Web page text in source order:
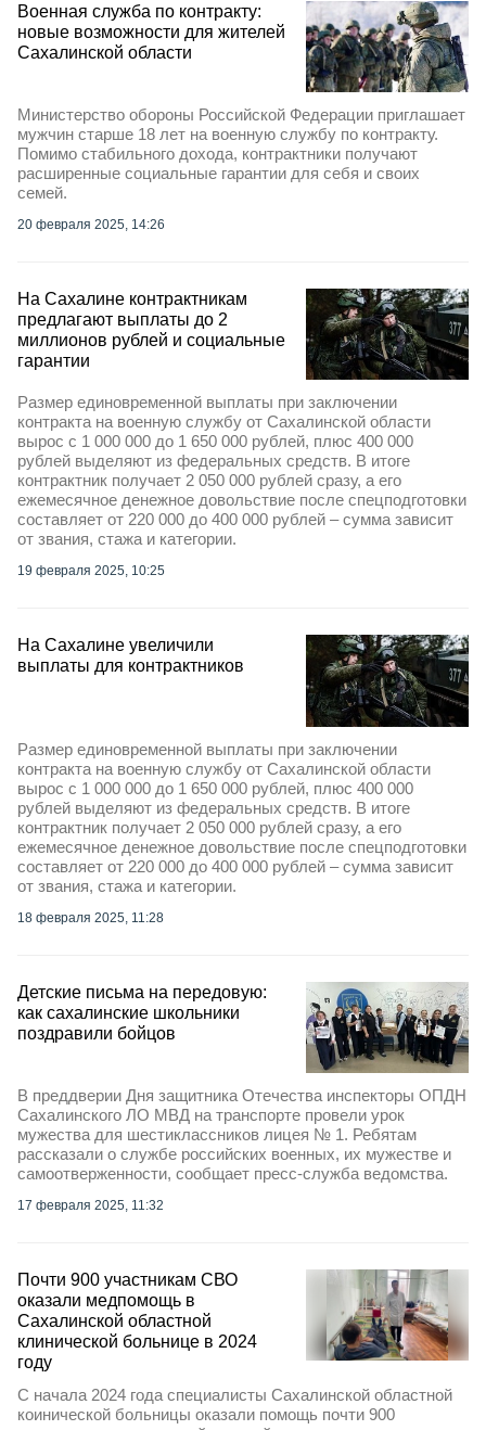
Военная служба по контракту:
новые возможности для жителей
Сахалинской области
Министерство обороны Российской Федерации приглашает
мужчин старше 18 лет на военную службу по контракту.
Помимо стабильного дохода, контрактники получают
расширенные социальные гарантии для себя и своих
семей.
20 февраля 2025, 14:26
На Сахалине контрактникам
предлагают выплаты до 2
миллионов рублей и социальные
гарантии
Размер единовременной выплаты при заключении
контракта на военную службу от Сахалинской области
вырос с 1 000 000 до 1 650 000 рублей, плюс 400 000
рублей выделяют из федеральных средств. В итоге
контрактник получает 2 050 000 рублей сразу, а его
ежемесячное денежное довольствие после спецподготовки
составляет от 220 000 до 400 000 рублей – сумма зависит
от звания, стажа и категории.
19 февраля 2025, 10:25
На Сахалине увеличили
выплаты для контрактников
Размер единовременной выплаты при заключении
контракта на военную службу от Сахалинской области
вырос с 1 000 000 до 1 650 000 рублей, плюс 400 000
рублей выделяют из федеральных средств. В итоге
контрактник получает 2 050 000 рублей сразу, а его
ежемесячное денежное довольствие после спецподготовки
составляет от 220 000 до 400 000 рублей – сумма зависит
от звания, стажа и категории.
18 февраля 2025, 11:28
Детские письма на передовую:
как сахалинские школьники
поздравили бойцов
В преддверии Дня защитника Отечества инспекторы ОПДН
Сахалинского ЛО МВД на транспорте провели урок
мужества для шестиклассников лицея № 1. Ребятам
рассказали о службе российских военных, их мужестве и
самоотверженности, сообщает пресс-служба ведомства.
17 февраля 2025, 11:32
Почти 900 участникам СВО
оказали медпомощь в
Сахалинской областной
клинической больнице в 2024
году
С начала 2024 года специалисты Сахалинской областной
коинической больницы оказали помощь почти 900